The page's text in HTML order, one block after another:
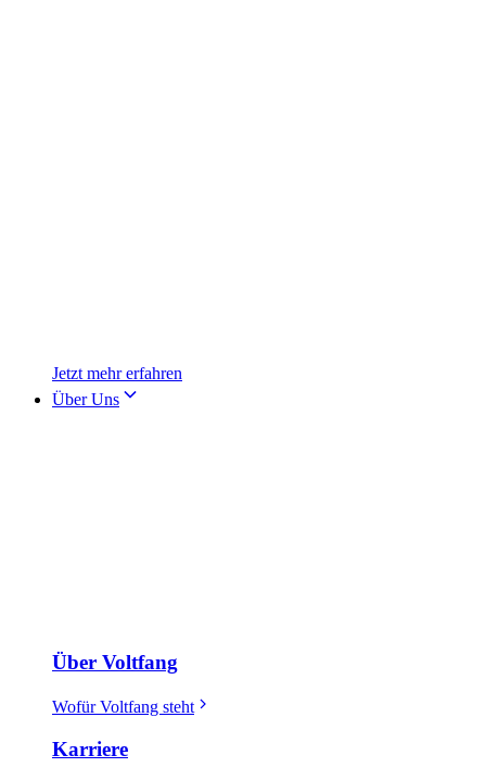
Jetzt mehr erfahren
Über Uns
Über Voltfang
Wofür Voltfang steht
Karriere